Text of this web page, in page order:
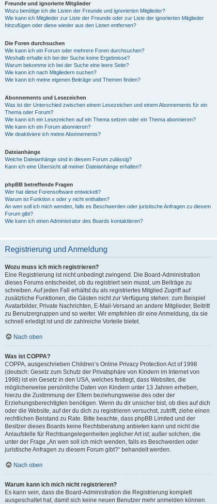
Freunde und ignorierte Mitglieder
Wozu benötige ich die Listen der Freunde und ignorierten Mitglieder?
Wie kann ich Mitglieder zur Liste der Freunde oder zur Liste der ignorierten Mitglieder
hinzufügen oder diese wieder aus den Listen entfernen?
Die Foren durchsuchen
Wie kann ich ein Forum oder mehrere Foren durchsuchen?
Weshalb erhalte ich bei der Suche keine Ergebnisse?
Warum bekomme ich bei der Suche eine leere Seite?
Wie kann ich nach Mitgliedern suchen?
Wie kann ich meine eigenen Beiträge und Themen finden?
Abonnements und Lesezeichen
Was ist der Unterschied zwischen einem Lesezeichen und einem Abonnements für ein
Thema oder Forum?
Wie kann ich ein Lesezeichen auf ein Thema setzen oder ein Thema abonnieren?
Wie kann ich ein Forum abonnieren?
Wie deaktiviere ich meine Abonnements?
Dateianhänge
Welche Dateianhänge sind in diesem Forum zulässig?
Kann ich eine Übersicht all meiner Dateianhänge erhalten?
phpBB betreffende Fragen
Wer hat diese Forensoftware entwickelt?
Warum ist Funktion x oder y nicht enthalten?
An wen soll ich mich wenden, falls es Beschwerden oder juristische Anfragen zu diesem
Forum gibt?
Wie kann ich einen Administrator des Boards kontaktieren?
Registrierung und Anmeldung
Wozu muss ich mich registrieren?
Eine Registrierung ist nicht unbedingt zwingend. Die Board-Administration
dieses Forums entscheidet, ob du registriert sein musst, um Beiträge zu
schreiben. Auf jeden Fall erhältst du als registriertes Mitglied Zugriff auf
zusätzliche Funktionen, die Gästen nicht zur Verfügung stehen: zum Beispiel
Avatarbilder, Private Nachrichten, E-Mail-Versand an andere Mitglieder, Beitritt
zu Benutzergruppen und so weiter. Wir empfehlen dir eine Anmeldung, da sie
schnell erledigt ist und dir zahlreiche Vorteile bietet.
Nach oben
Was ist COPPA?
COPPA, ausgeschrieben Children’s Online Privacy Protection Act of 1998
(deutsch: Gesetz zum Schutz der Privatsphäre von Kindern im Internet von
1998) ist ein Gesetz in den USA, welches festlegt, dass Websites, die
möglicherweise persönliche Daten von Kindern unter 13 Jahren erheben,
hierzu die Zustimmung der Eltern beziehungsweise des oder der
Erziehungsberechtigten benötigen. Wenn du dir unsicher bist, ob dies auf dich
oder die Website, auf der du dich zu registrieren versuchst, zutrifft, ziehe einen
rechtlichen Beistand zu Rate. Bitte beachte, dass phpBB Limited und der
Besitzer dieses Boards keine Rechtsberatung anbieten kann und nicht die
Anlaufstelle für Rechtsangelegenheiten jeglicher Art ist; außer solchen, die
unter der Frage „An wen soll ich mich wenden, falls es Beschwerden oder
juristische Anfragen zu diesem Forum gibt?“ behandelt werden.
Nach oben
Warum kann ich mich nicht registrieren?
Es kann sein, dass die Board-Administration die Registrierung komplett
ausgeschaltet hat, damit sich keine neuen Benutzer mehr anmelden können.